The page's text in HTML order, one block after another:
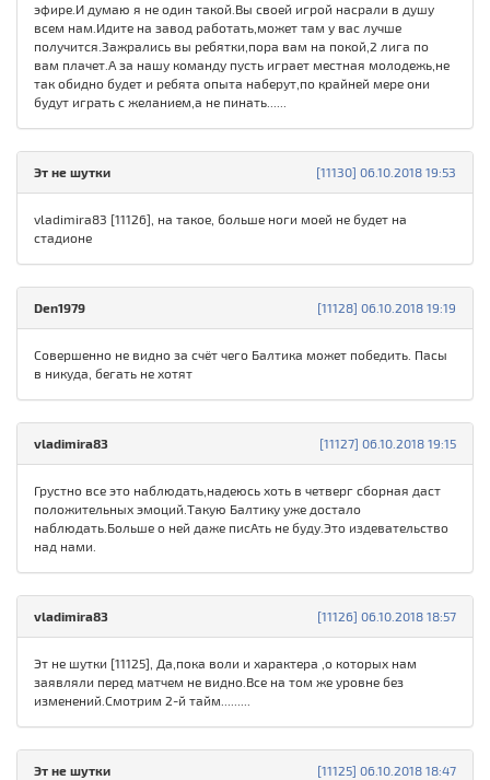
эфире.И думаю я не один такой.Вы своей игрой насрали в душу
всем нам.Идите на завод работать,может там у вас лучше
получится.Зажрались вы ребятки,пора вам на покой,2 лига по
вам плачет.А за нашу команду пусть играет местная молодежь,не
так обидно будет и ребята опыта наберут,по крайней мере они
будут играть с желанием,а не пинать......
[11130] 06.10.2018 19:53
Эт не шутки
vladimira83 [11126], на такое, больше ноги моей не будет на
стадионе
[11128] 06.10.2018 19:19
Den1979
Совершенно не видно за счёт чего Балтика может победить. Пасы
в никуда, бегать не хотят
[11127] 06.10.2018 19:15
vladimira83
Грустно все это наблюдать,надеюсь хоть в четверг сборная даст
положительных эмоций.Такую Балтику уже достало
наблюдать.Больше о ней даже писАть не буду.Это издевательство
над нами.
[11126] 06.10.2018 18:57
vladimira83
Эт не шутки [11125], Да,пока воли и характера ,о которых нам
заявляли перед матчем не видно.Все на том же уровне без
изменений.Смотрим 2-й тайм.........
[11125] 06.10.2018 18:47
Эт не шутки